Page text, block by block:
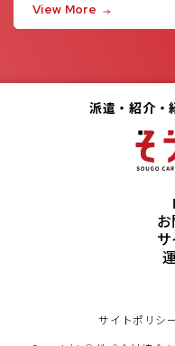
View More
派遣・紹介・
サイトポリシ